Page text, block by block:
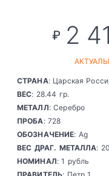
₽ 2
СТРАНА: Царская
ВЕС: 28.44 гр.
МЕТАЛЛ: Серебро
ПРОБА: 728
ОБОЗНАЧЕНИЕ: Ag
ВЕС ДРАГ. МЕТАЛЛА:
НОМИНАЛ: 1 рубль